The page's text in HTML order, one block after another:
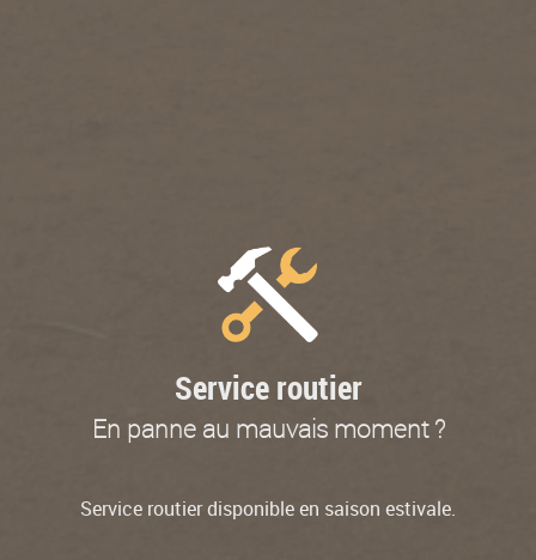
Service routier
En panne au mauvais moment ?
Service routier disponible en saison estivale.